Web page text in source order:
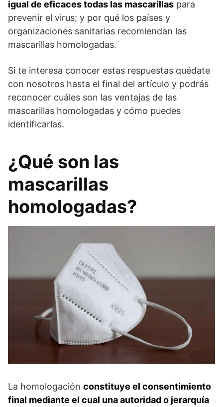
igual de eficaces todas las mascarillas para
prevenir el virus; y por qué los países y
organizaciones sanitarias recomiendan las
mascarillas homologadas.
Si te interesa conocer estas respuestas quédate
con nosotros hasta el final del artículo y podrás
reconocer cuáles son las ventajas de las
mascarillas homologadas y cómo puedes
identificarlas.
¿Qué son las
mascarillas
homologadas?
La homologación constituye el consentimiento
final mediante el cual una autoridad o jerarquía